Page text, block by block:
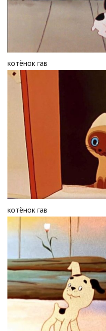
котёнок гав
котёнок гав